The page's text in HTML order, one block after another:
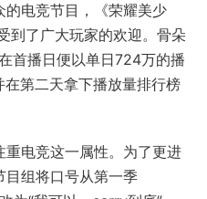
电竞节目，《荣耀美少
到了广大玩家的欢迎。骨朵
首播日便以单日724万的播
第二天拿下播放量排行榜
电竞这一属性。为了更进
目组将口号从第一季